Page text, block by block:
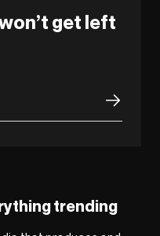
get left
trending